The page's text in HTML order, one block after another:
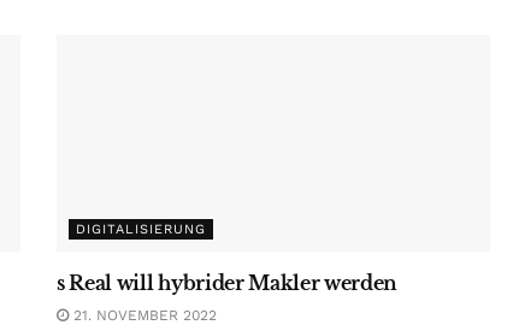
DIGITALISIERUNG
s Real will hybrider Makler werden
21. NOVEMBER 2022